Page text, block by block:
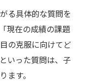
る具体的な質問を
現在の成績の課題
の克服に向けてど
いった質問は、子
ます。